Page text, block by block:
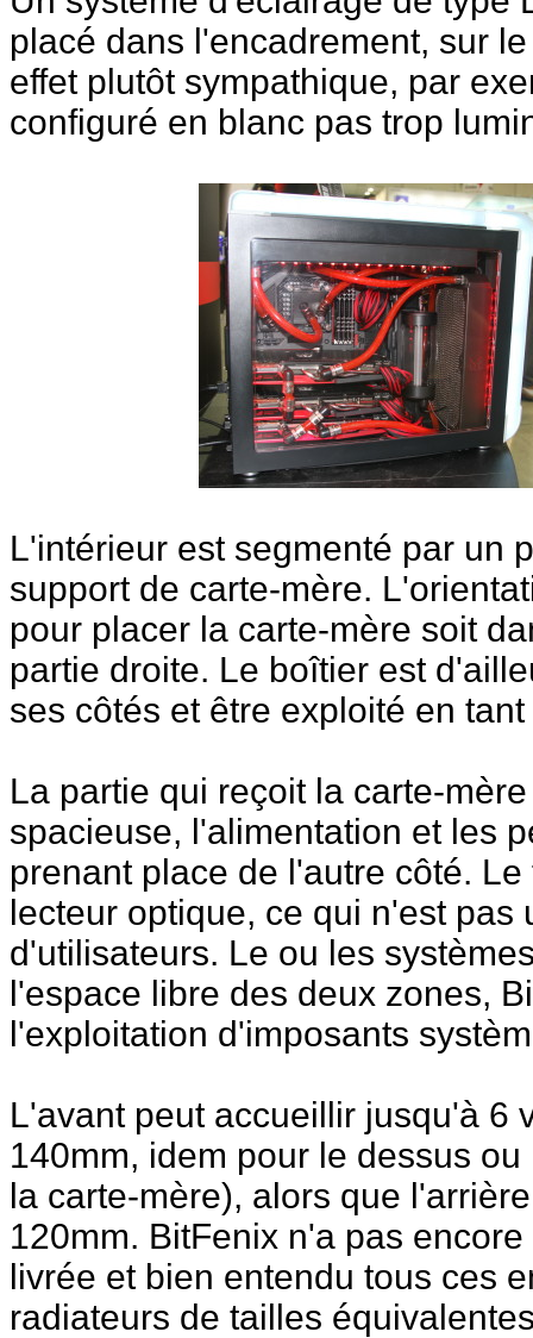
placé dans l'encadrement, sur
effet plutôt sympathique, par
configuré en blanc pas trop
L'intérieur est segmenté par un
support de carte-mère.
pour placer la carte-mère soit
partie droite. Le boîtier est
ses côtés et être exploité en
La partie qui reçoit la carte-
spacieuse, l'alimentation et les
prenant place de l'autre côté.
lecteur optique, ce qui n'est
d'utilisateurs. Le ou les
l'espace libre des deux zones,
l'exploitation d'imposants
L'avant peut accueillir jusqu'à 6
140mm, idem pour le dessus
la carte-mère), alors que
120mm. BitFenix n'a pas
livrée et bien entendu tous ces
radiateurs de tailles